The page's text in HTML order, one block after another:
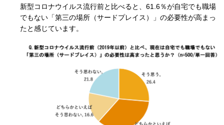
新型コロナウイルス流行前と比べると、61.6％が自宅でも職場
でもない「第三の場所（サードプレイス）」の必要性が高まっ
たと感じています。